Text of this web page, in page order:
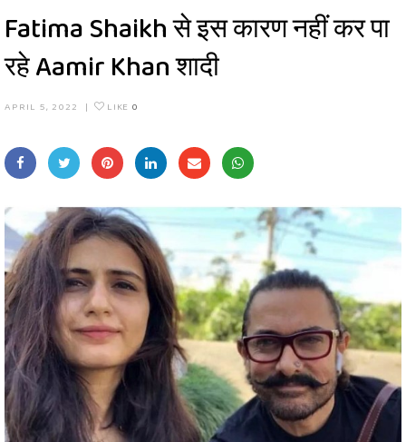
Fatima Shaikh से इस कारण नहीं कर पा
रहे Aamir Khan शादी
APRIL 5, 2022 | LIKE 0